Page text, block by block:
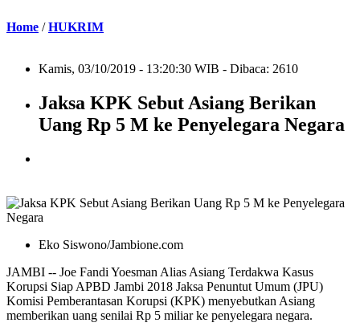
Home /HUKRIM
Kamis, 03/10/2019 - 13:20:30 WIB - Dibaca: 2610
Jaksa KPK Sebut Asiang Berikan
Uang Rp 5 M ke Penyelegara Negara
Eko Siswono/Jambione.com
JAMBI -- Joe Fandi Yoesman Alias Asiang Terdakwa Kasus
Korupsi Siap APBD Jambi 2018 Jaksa Penuntut Umum (JPU)
Komisi Pemberantasan Korupsi (KPK) menyebutkan Asiang
memberikan uang senilai Rp 5 miliar ke penyelegara negara.